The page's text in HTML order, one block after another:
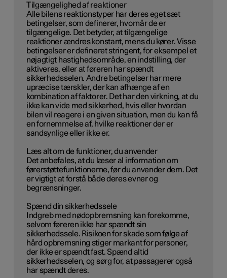
Tilgængelighed af reaktioner
Alle bilens reaktionstyper har deres eget sæt
betingelser, som definerer, hvornår de er
tilgængelige. Det betyder, at tilgængelige
reaktioner ændres konstant, mens du kører. Visse
betingelser er defineret stringent, for eksempel et
nøjagtigt hastighedsområde, en indstilling, der
aktiveres, eller at føreren har spændt
sikkerhedsselen. Andre betingelser har mere
upræcise tærskler, der kan afhænge af en
kombination af faktorer. Det har den virkning, at du
ikke kan vide med sikkerhed, hvis eller hvordan
bilen vil reagere i en given situation, men du kan få
en fornemmelse af, hvilke reaktioner der er
sandsynlige eller ikke er.
Læs alt om de funktioner, du anvender
Det anbefales, at du læser al information om
førerstøttefunktionerne, før du anvender dem. Det
er vigtigt at forstå både deres evner og
begrænsninger.
Spænd din sikkerhedssele
Indgreb med nødopbremsning kan forekomme,
selvom føreren ikke har spændt sin
sikkerhedssele. Risikoen for skade som følge af
hård opbremsning stiger markant for personer,
der ikke er spændt fast. Spænd altid
sikkerhedsselen, og sørg for, at passagerer også
har spændt deres.